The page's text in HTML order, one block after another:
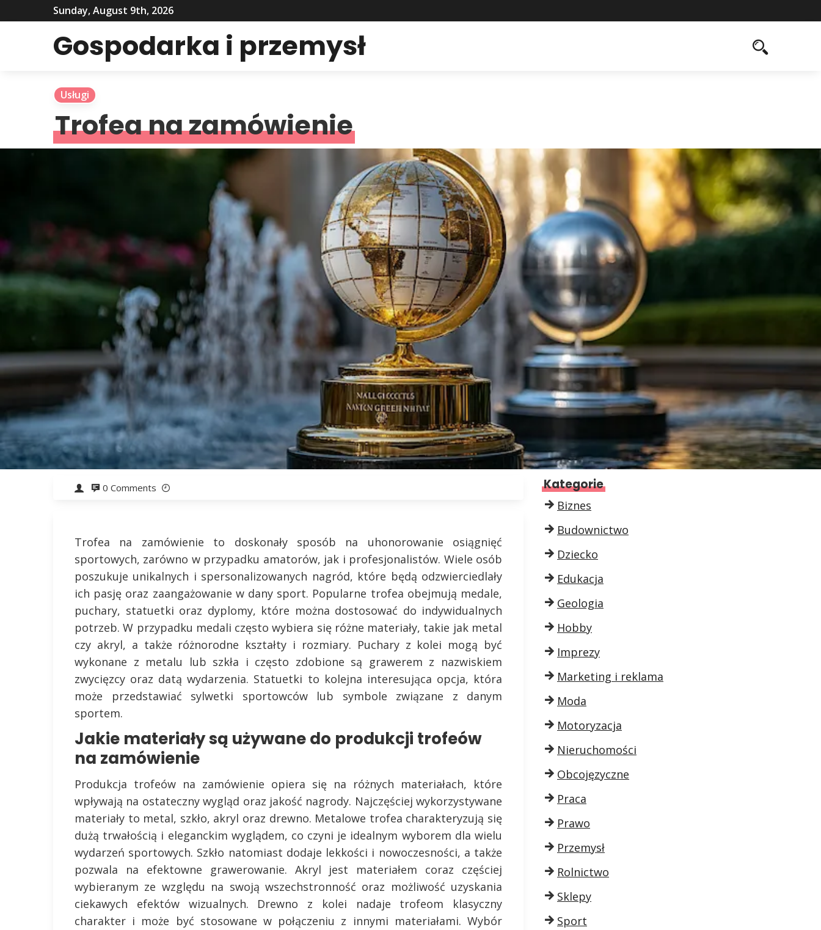
Sunday, August 9th, 2026
Gospodarka i przemysł
Usługi
Trofea na zamówienie
0 Comments
Trofea na zamówienie to doskonały sposób na uhonorowanie osiągnięć
sportowych, zarówno w przypadku amatorów, jak i profesjonalistów. Wiele osób
poszukuje unikalnych i spersonalizowanych nagród, które będą odzwierciedlały
ich pasję oraz zaangażowanie w dany sport. Popularne trofea obejmują medale,
puchary, statuetki oraz dyplomy, które można dostosować do indywidualnych
potrzeb. W przypadku medali często wybiera się różne materiały, takie jak metal
czy akryl, a także różnorodne kształty i rozmiary. Puchary z kolei mogą być
wykonane z metalu lub szkła i często zdobione są grawerem z nazwiskiem
zwycięzcy oraz datą wydarzenia. Statuetki to kolejna interesująca opcja, która
może przedstawiać sylwetki sportowców lub symbole związane z danym
sportem.
Jakie materiały są używane do produkcji trofeów
na zamówienie
Produkcja trofeów na zamówienie opiera się na różnych materiałach, które
wpływają na ostateczny wygląd oraz jakość nagrody. Najczęściej wykorzystywane
materiały to metal, szkło, akryl oraz drewno. Metalowe trofea charakteryzują się
dużą trwałością i eleganckim wyglądem, co czyni je idealnym wyborem dla wielu
wydarzeń sportowych. Szkło natomiast dodaje lekkości i nowoczesności, a także
pozwala na efektowne grawerowanie. Akryl jest materiałem coraz częściej
wybieranym ze względu na swoją wszechstronność oraz możliwość uzyskania
ciekawych efektów wizualnych. Drewno z kolei nadaje trofeom klasyczny
charakter i może być stosowane w połączeniu z innymi materiałami. Wybór
Kategorie
Biznes
Budownictwo
Dziecko
Edukacja
Geologia
Hobby
Imprezy
Marketing i reklama
Moda
Motoryzacja
Nieruchomości
Obcojęzyczne
Praca
Prawo
Przemysł
Rolnictwo
Sklepy
Sport